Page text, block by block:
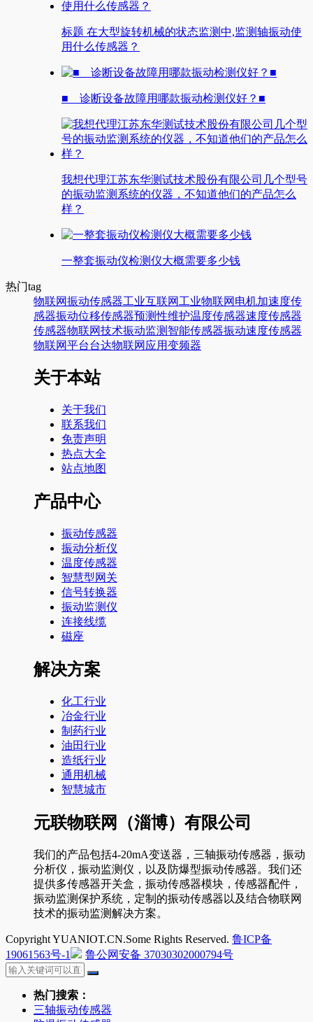
标题 在大型旋转机械的状态监测中,监测轴振动使
用什么传感器？
■ 诊断设备故障用哪款振动检测仪好？■
我想代理江苏东华测试技术股份有限公司几个型号
的振动监测系统的仪器，不知道他们的产品怎么
样？
一整套振动仪检测仪大概需要多少钱
热门tag
物联网振动传感器工业互联网 工业物联网 电机加速度传
感器振动位移传感器预测性维护温度传感器速度传感器
传感器物联网技术振动监测 智能传感器振动速度传感器
物联网平台台达物联网应用变频器
关于本站
关于我们
联系我们
免责声明
热点大全
站点地图
产品中心
振动传感器
振动分析仪
温度传感器
智慧型网关
信号转换器
振动监测仪
连接线缆
磁座
解决方案
化工行业
冶金行业
制药行业
油田行业
造纸行业
通用机械
智慧城市
元联物联网（淄博）有限公司
我们的产品包括4-20mA变送器，三轴振动传感器，振动
分析仪，振动监测仪，以及防爆型振动传感器。我们还
提供多传感器开关盒，振动传感器模块，传感器配件，
振动监测保护系统，定制的振动传感器以及结合物联网
技术的振动监测解决方案。
Copyright YUANIOT.CN.Some Rights Reserved. 鲁ICP备
19061563号-1
鲁公网安备 37030302000794号
热门搜索：
三轴振动传感器